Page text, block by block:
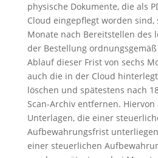
physische Dokumente, die als
Cloud eingepflegt worden sind,
Monate nach Bereitstellen des
der Bestellung
Ablauf dieser Frist von sechs
auch die in der Cloud
löschen und spätestens nach
Scan-Archiv entfernen.
Unterlagen, die einer
Aufbewahrungsfrist
einer steuerlichen